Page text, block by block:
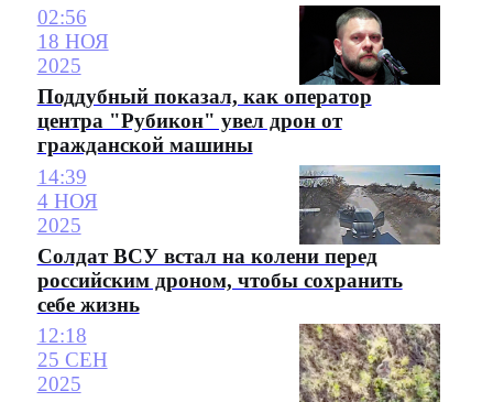
02:56
18 НОЯ
2025
Поддубный показал, как оператор
центра "Рубикон" увел дрон от
гражданской машины
14:39
4 НОЯ
2025
Солдат ВСУ встал на колени перед
российским дроном, чтобы сохранить
себе жизнь
12:18
25 СЕН
2025